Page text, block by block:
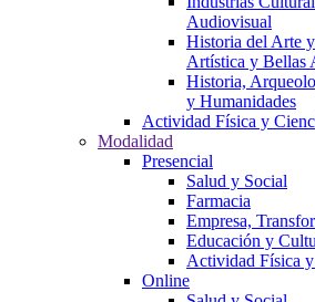
Audiovisual
Historia del Arte
Artística y Bellas
Historia,
y Humanidades
Actividad Física y
Modalidad
Presencial
Salud y Social
Farmacia
Empresa,
Educación y
Actividad Física
Online